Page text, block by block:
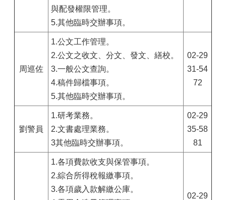
與配發權限管理。
5.其他臨時交辦事項。
周巡佐
1.公文工作管理。
2.公文之收文、分文、發文、繕校。
3.一般公文查詢。
4.稿件歸檔事項。
5.其他臨時交辦事項。
02-29
31-54
72
劉警員
1.研考業務。
2.文書處理業務。
3其他臨時交辦事項。
02-29
35-58
81
1.各項費款收支與保管事項。
2.綜合所得稅報繳事項。
3.各項歲入款解繳公庫。
02-29